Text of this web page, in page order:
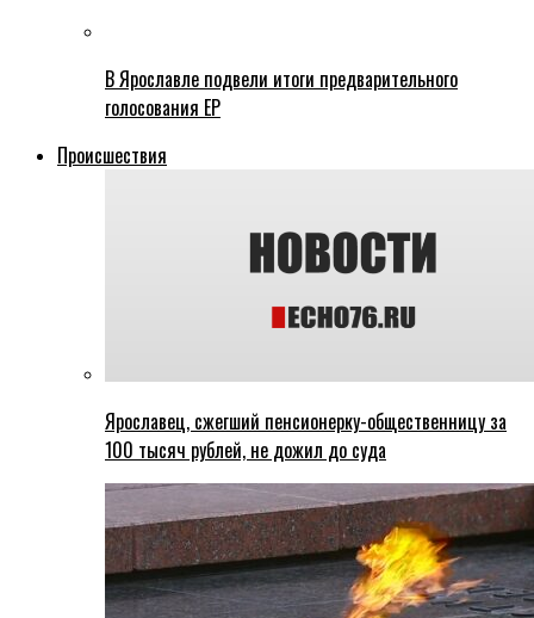
В Ярославле подвели итоги предварительного
голосования ЕР
Происшествия
Ярославец, сжегший пенсионерку-общественницу за
100 тысяч рублей, не дожил до суда